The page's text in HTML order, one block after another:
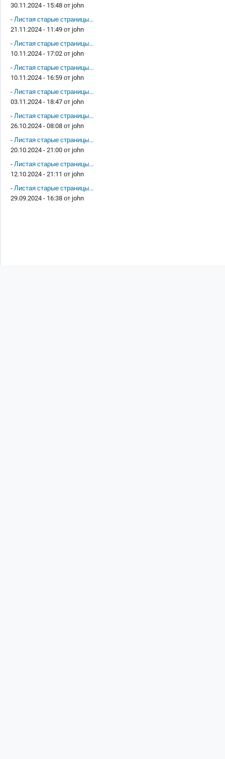
30.11.2024 - 15:48 от john
- Листая старые страницы...
21.11.2024 - 11:49 от john
- Листая старые страницы...
10.11.2024 - 17:02 от john
- Листая старые страницы...
10.11.2024 - 16:59 от john
- Листая старые страницы...
03.11.2024 - 18:47 от john
- Листая старые страницы...
26.10.2024 - 08:08 от john
- Листая старые страницы...
20.10.2024 - 21:00 от john
- Листая старые страницы...
12.10.2024 - 21:11 от john
- Листая старые страницы...
29.09.2024 - 16:38 от john